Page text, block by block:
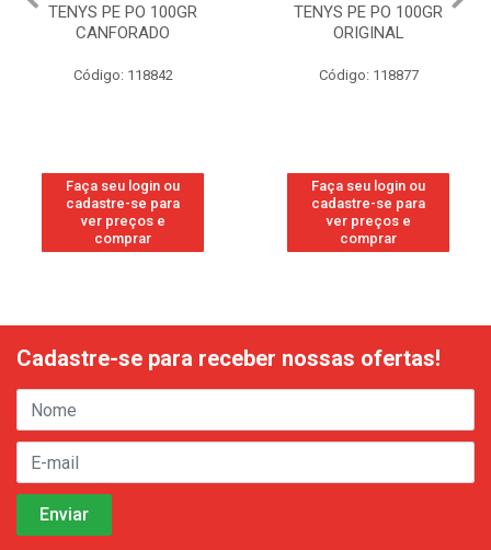
TENYS PE PO 100GR
CANFORADO
Código: 118842
Faça seu login ou
cadastre-se para
ver preços e
comprar
TENYS PE PO 100GR
ORIGINAL
Código: 118877
Faça seu login ou
cadastre-se para
ver preços e
comprar
Cadastre-se para receber nossas ofertas!